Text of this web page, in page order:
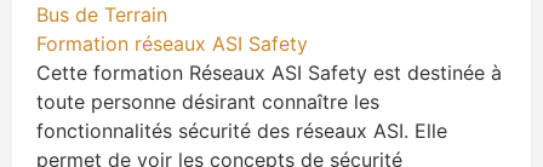
Bus de Terrain
Formation réseaux ASI Safety
Cette formation Réseaux ASI Safety est destinée à
toute personne désirant connaître les
fonctionnalités sécurité des réseaux ASI. Elle
permet de voir les concepts de sécurité